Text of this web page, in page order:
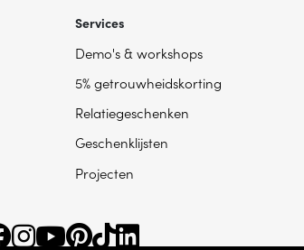
Services
Demo's & workshops
5% getrouwheidskorting
Relatiegeschenken
Geschenklijsten
Projecten